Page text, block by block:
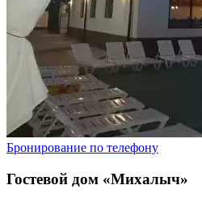
Бронирование по телефону
Гостевой дом «Михалыч»